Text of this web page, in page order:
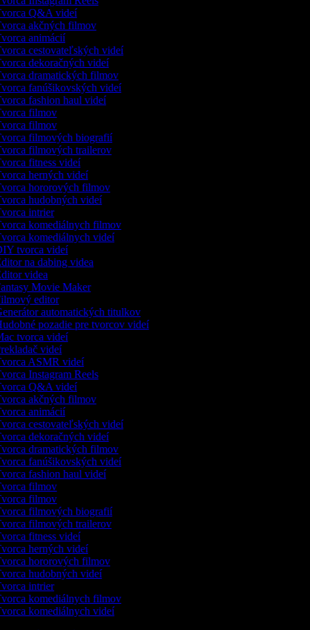
Q&A videí
akčných filmov
animácií
cestovateľských videí
dekoračných videí
dramatických filmov
fanúšikovských videí
fashion haul videí
filmov
filmov
filmových biografií
filmových trailerov
fitness videí
herných videí
hororových filmov
hudobných videí
intrier
komediálnych filmov
komediálnych videí
tvorca videí
na dabing videa
videa
Movie Maker
editor
automatických titulkov
pozadie pre tvorcov videí
tvorca videí
videí
ASMR videí
Instagram Reels
Q&A videí
akčných filmov
animácií
cestovateľských videí
dekoračných videí
dramatických filmov
fanúšikovských videí
fashion haul videí
filmov
filmov
filmových biografií
filmových trailerov
fitness videí
herných videí
hororových filmov
hudobných videí
intrier
komediálnych filmov
komediálnych videí